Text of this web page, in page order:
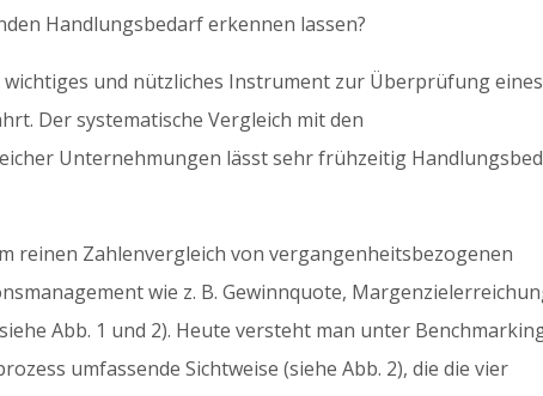
Handlungsbedarf erkennen lassen?
und nützliches Instrument zur Überprüfung eines
Der systematische Vergleich mit den
Unternehmungen lässt sehr frühzeitig
reinen Zahlenvergleich von vergangenheitsbezogenen
wie z. B. Gewinnquote,
Abb. 1 und 2). Heute versteht man unter
umfassende Sichtweise (siehe Abb. 2), die die vier